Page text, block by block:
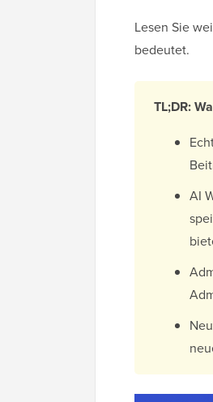
Lesen Sie
bedeutet.
TL;DR:
AI